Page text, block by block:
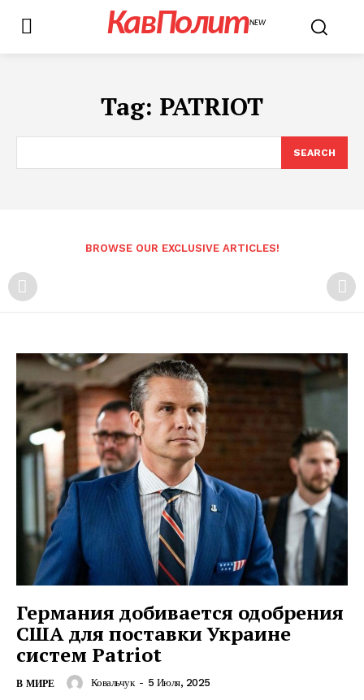
КавПолитNEW
Tag: PATRIOT
SEARCH
BROWSE OUR EXCLUSIVE ARTICLES!
Германия добивается одобрения
США для поставки Украине
систем Patriot
В МИРЕ Ковальчук - 5 Июля, 2025